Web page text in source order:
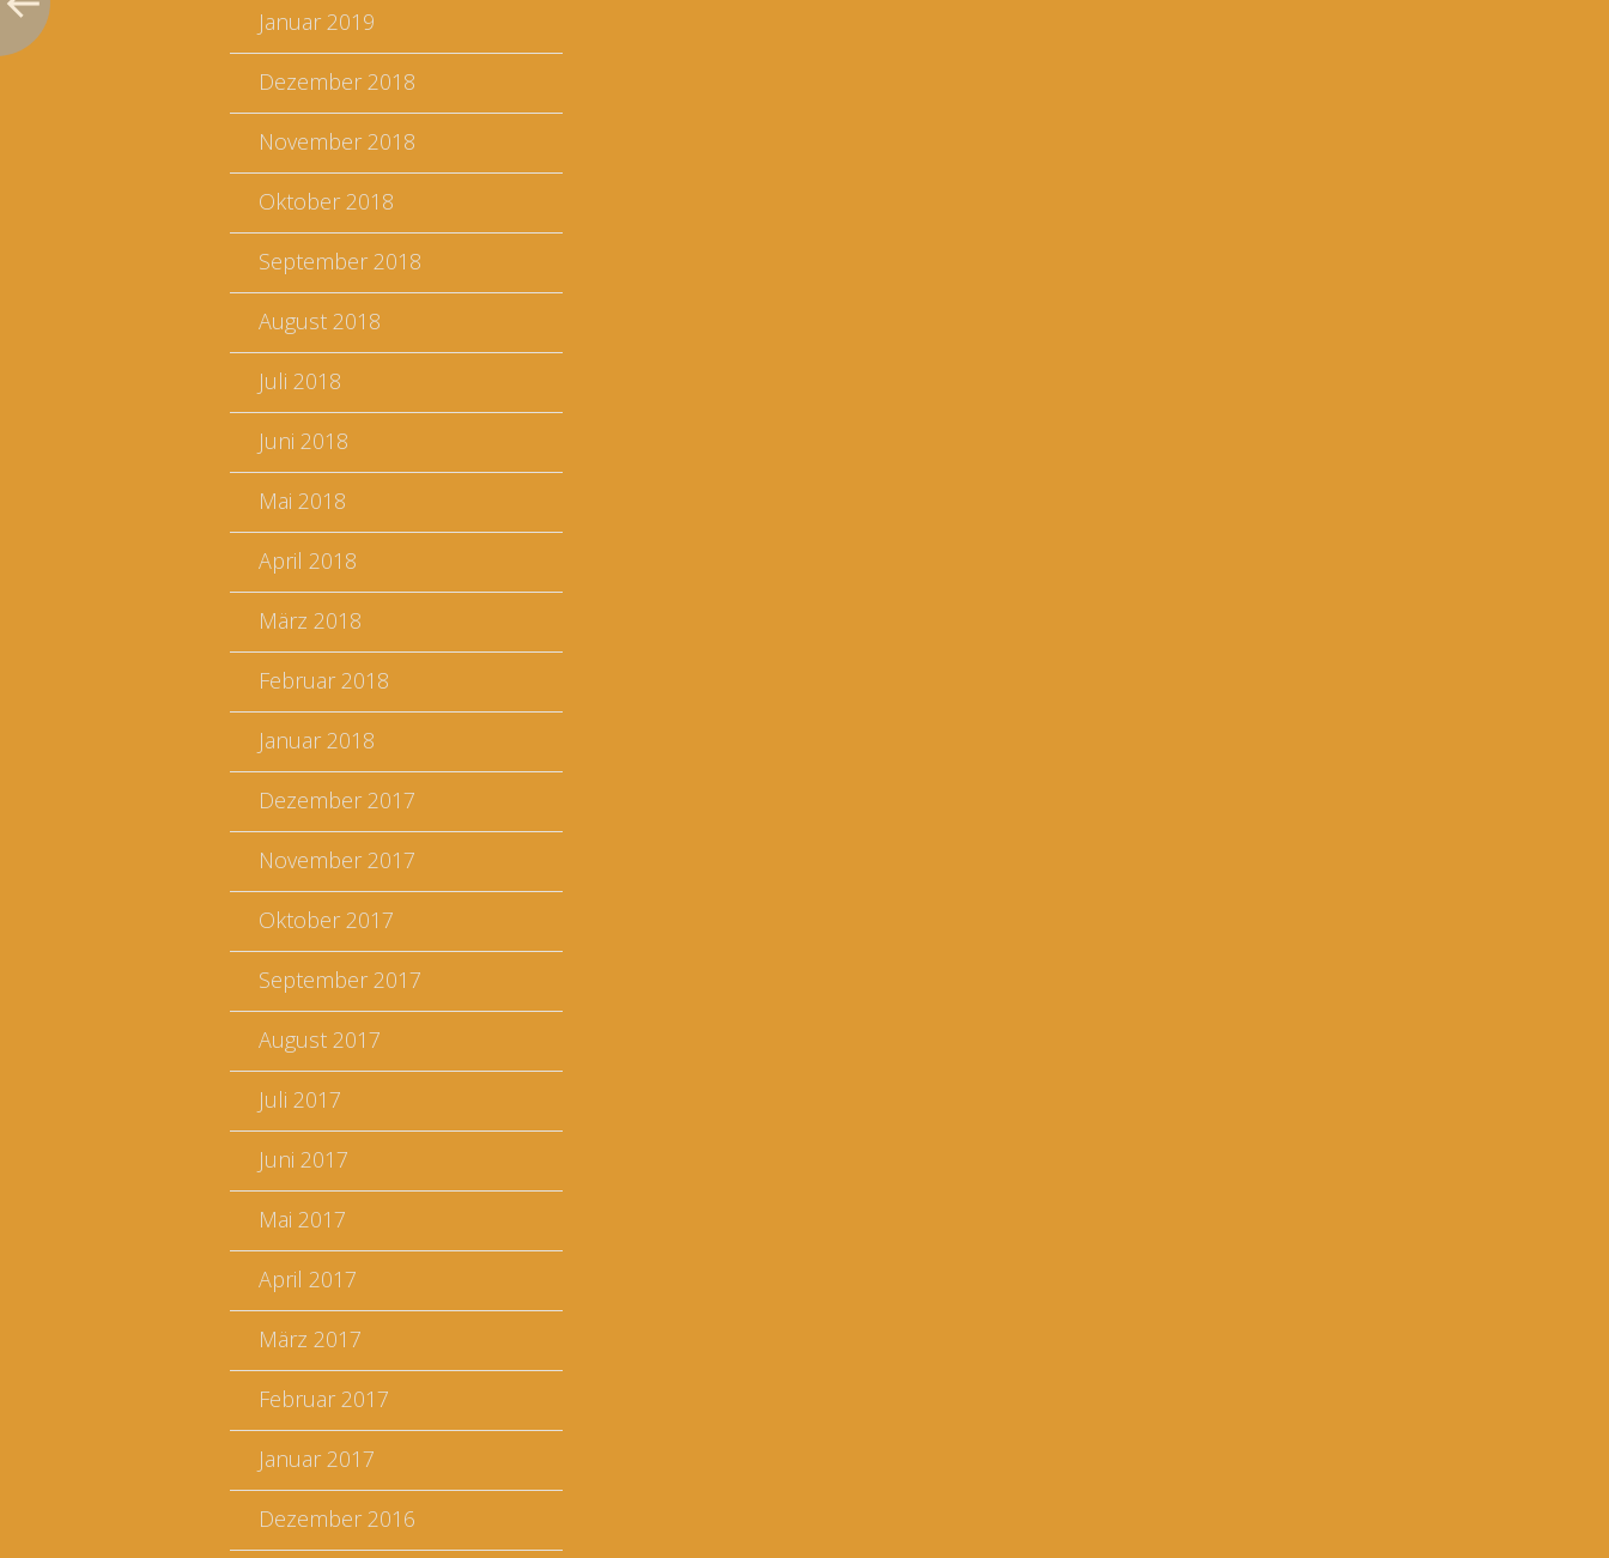
Januar 2019
Dezember 2018
November 2018
Oktober 2018
September 2018
August 2018
Juli 2018
Juni 2018
Mai 2018
April 2018
März 2018
Februar 2018
Januar 2018
Dezember 2017
November 2017
Oktober 2017
September 2017
August 2017
Juli 2017
Juni 2017
Mai 2017
April 2017
März 2017
Februar 2017
Januar 2017
Dezember 2016